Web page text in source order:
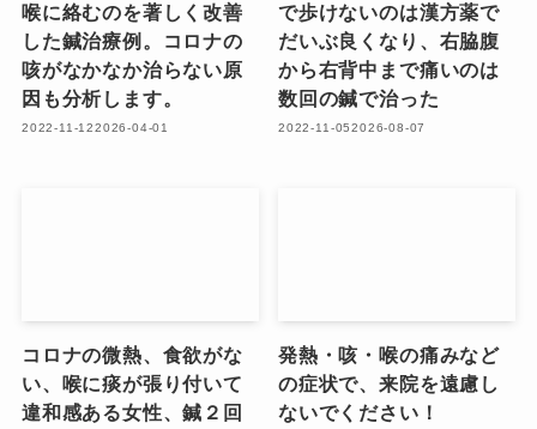
喉に絡むのを著しく改善
した鍼治療例。コロナの
咳がなかなか治らない原
因も分析します。
2022-11-122026-04-01
で歩けないのは漢方薬で
だいぶ良くなり、右脇腹
から右背中まで痛いのは
数回の鍼で治った
2022-11-052026-08-07
コロナの微熱、食欲がな
い、喉に痰が張り付いて
違和感ある女性、鍼２回
発熱・咳・喉の痛みなど
の症状で、来院を遠慮し
ないでください！